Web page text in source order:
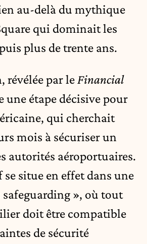
au-delà du mythique
qui dominait les
plus de trente ans.
révélée par le Financial
une étape décisive pour
qui cherchait
mois à sécuriser un
autorités aéroportuaires.
situe en effet dans une
safeguarding », où tout
doit être compatible
de sécurité